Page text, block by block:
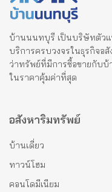
บ้านนนทบุรี เป็นบริษัทตัวแ
บริการครบวงจรในธุรกิจอ
ว่าทรัพย์ที่มีการซื้อขายกับ
ในราคาคุ้มค่าที่สุด
อสังหาริมทรัพย์
บ้านเดี่ยว
ทาวน์โฮม
คอนโดมีเนียม